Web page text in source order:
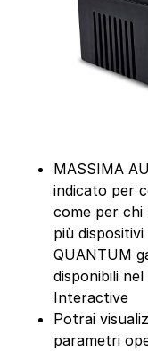
MASSIMA
indicato per
come per chi
più
QUANTUM
disponibili
Interactive
Potrai
parametri